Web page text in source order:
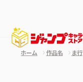
ホーム 作品名 ま行